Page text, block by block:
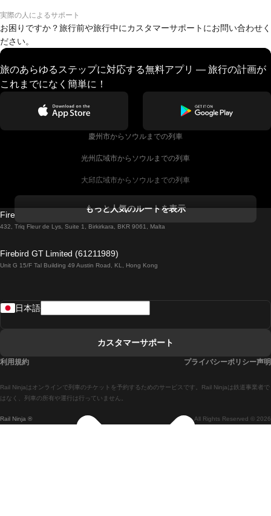
実際の人によるサポート
お困りですか？旅行前や旅行中にカスタマーサポートにお問い合わせく
ださい。
旅のあらゆるステップに対応する無料アプリ — 旅行の計画が
これまでになく簡単に！
慶州市からソウルまでの列車
光州広域市からソウルまでの列車
大邱広域市からソウルまでの列車
ダブリンからゴールウェイまでの列車
ローマからナポリまでの列車
マドリードからセビリアまでの列車
マドリードからアリカンテまでの列車
もっと人気のルートを表示
Firebird GT Limited (OC 1451)
432, Triq Fleur de Lys, Suite 1, Birkirkara, BKR 9061, Malta
Firebird GT Limited (61211989)
Unit G 15/F Tal Building 49 Austin Road, KL, Hong Kong
Rail Ninja ® All Rights Reserved © 2026
Rail Ninjaはオンラインで列車のチケットを予約するためのサービスです。Rail Ninjaは鉄道事業者で
はなく、列車の所有や運行は行っていません。
日本語
カスタマーサポート
利用規約 プライバシーポリシー声明